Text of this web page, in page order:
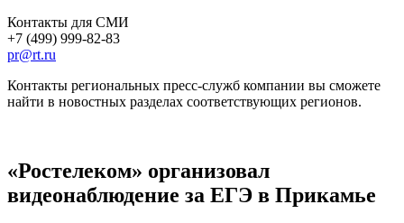
Контакты для СМИ
+7 (499) 999-82-83
pr@rt.ru
Контакты региональных пресс-служб компании вы сможете
найти в новостных разделах соответствующих регионов.
«Ростелеком» организовал
видеонаблюдение за ЕГЭ в Прикамье